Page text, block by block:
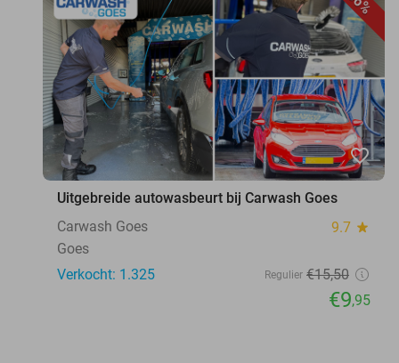
favorite_border
Uitgebreide autowasbeurt bij Carwash Goes
Carwash Goes
9.7 star
Goes
Verkocht: 1.325
Regulier €15,50
€9,95